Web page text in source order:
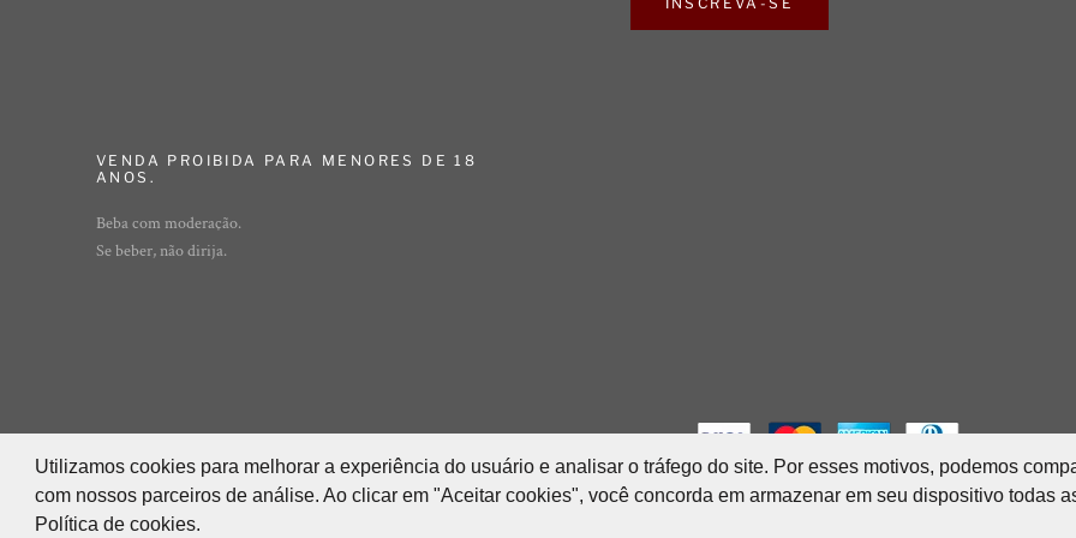
Utilizamos cookies para melhorar a experiência do usuário e analisar o tráfego do site. Por esses motivos, podemos
com nossos parceiros de análise. Ao clicar em "Aceitar cookies", você concorda em armazenar em seu dispositivo todas
Política de cookies.
Utilizamos cookies para melhorar a experiência do usuário e analisar o tráfego do site. Por esses motivos, podemos
com nossos parceiros de análise. Ao clicar em "Aceitar cookies", você concorda em armazenar em seu dispositivo todas
Política de cookies.
VENDA PROIBIDA PARA MENORES DE 18
ANOS.
Beba com moderação.
Se beber, não dirija.
POWERED BY INNER EDITORA LTDA (INNER GROUP) - 05.847.412/0001-85